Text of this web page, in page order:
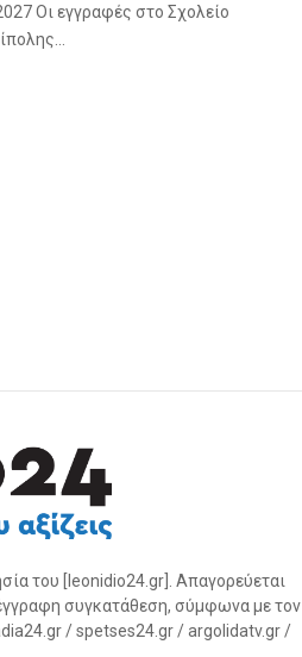
Οι εγγραφές στο Σχολείο
του [leonidio24.gr]. Απαγορεύεται
συγκατάθεση, σύμφωνα με τον
/ spetses24.gr / argolidatv.gr /